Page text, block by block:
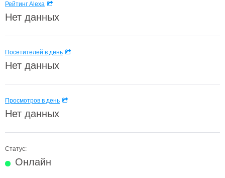
Рейтинг Alexa
Нет данных
Посетителей в день
Нет данных
Просмотров в день
Нет данных
Статус:
Онлайн